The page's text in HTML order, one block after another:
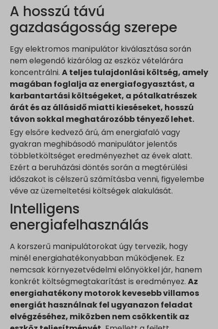
A hosszú távú
gazdaságosság szerepe
Egy elektromos manipulátor kiválasztása során
nem elegendő kizárólag az eszköz vételárára
koncentrálni. A teljes tulajdonlási költség, amely
magában foglalja az energiafogyasztást, a
karbantartási költségeket, a pótalkatrészek
árát és az állásidő miatti kieséseket, hosszú
távon sokkal meghatározóbb tényező lehet.
Egy elsőre kedvező árú, ám energiafaló vagy
gyakran meghibásodó manipulátor jelentős
többletköltséget eredményezhet az évek alatt.
Ezért a beruházási döntés során a megtérülési
időszakot is célszerű számításba venni, figyelembe
véve az üzemeltetési költségek alakulását.
Intelligens
energiafelhasználás
A korszerű manipulátorokat úgy tervezik, hogy
minél energiahatékonyabban működjenek. Ez
nemcsak környezetvédelmi előnyökkel jár, hanem
konkrét költségmegtakarítást is eredményez. Az
energiahatékony motorok kevesebb villamos
energiát használnak fel ugyanazon feladat
elvégzéséhez, miközben nem csökkentik az